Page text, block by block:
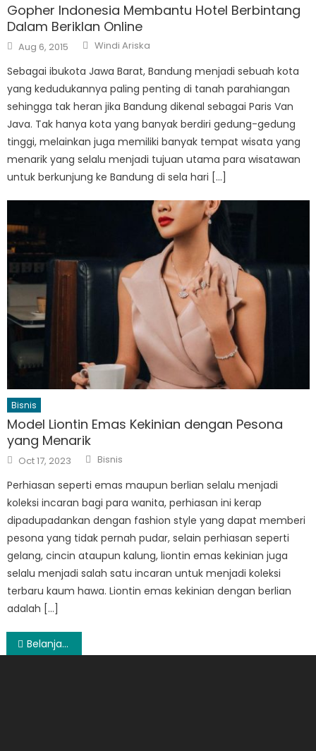
Gopher Indonesia Membantu Hotel Berbintang
Dalam Beriklan Online
Posted
on
Aug 6, 2015 Author
Windi Ariska
Sebagai ibukota Jawa Barat, Bandung menjadi sebuah kota
yang kedudukannya paling penting di tanah parahiangan
sehingga tak heran jika Bandung dikenal sebagai Paris Van
Java. Tak hanya kota yang banyak berdiri gedung-gedung
tinggi, melainkan juga memiliki banyak tempat wisata yang
menarik yang selalu menjadi tujuan utama para wisatawan
untuk berkunjung ke Bandung di sela hari […]
Bisnis
Model Liontin Emas Kekinian dengan Pesona
yang Menarik
Posted
on
Oct 17, 2023 Author
Bisnis
Perhiasan seperti emas maupun berlian selalu menjadi
koleksi incaran bagi para wanita, perhiasan ini kerap
dipadupadankan dengan fashion style yang dapat memberi
pesona yang tidak pernah pudar, selain perhiasan seperti
gelang, cincin ataupun kalung, liontin emas kekinian juga
selalu menjadi salah satu incaran untuk menjadi koleksi
terbaru kaum hawa. Liontin emas kekinian dengan berlian
adalah […]
Post
Belanja Sembako di Toko Online